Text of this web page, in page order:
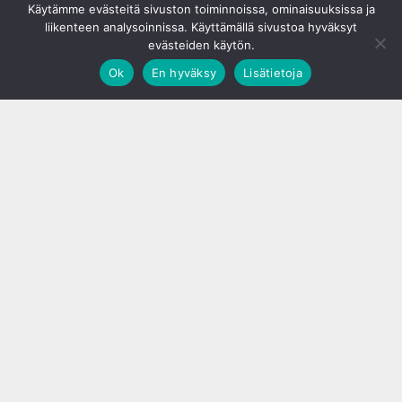
Käytämme evästeitä sivuston toiminnoissa, ominaisuuksissa ja
liikenteen analysoinnissa. Käyttämällä sivustoa hyväksyt
evästeiden käytön.
Ok
En hyväksy Lisätietoja